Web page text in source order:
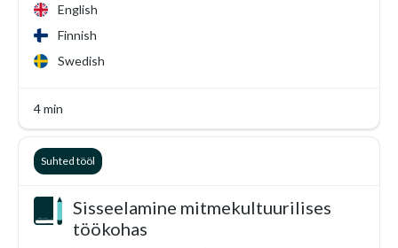
English
Finnish
Swedish
4 min
Sisseelamine mitmekultuurilises
töökohas
Suhted tööl